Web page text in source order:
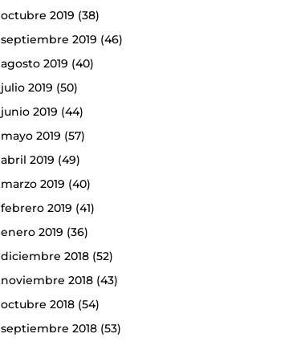
octubre 2019 (38)
septiembre 2019 (46)
agosto 2019 (40)
julio 2019 (50)
junio 2019 (44)
mayo 2019 (57)
abril 2019 (49)
marzo 2019 (40)
febrero 2019 (41)
enero 2019 (36)
diciembre 2018(52)
noviembre 2018(43)
octubre 2018(54)
septiembre 2018(53)